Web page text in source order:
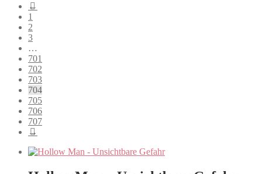
←
1
2
3
…
701
702
703
704
705
706
707
→